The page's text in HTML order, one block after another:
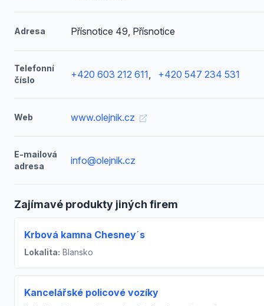
Adresa Přísnotice 49, Přísnotice
Telefonní
číslo
+420 603 212 611, +420 547 234 531
Web www.olejnik.cz
E-mailová
adresa
info@olejnik.cz
Zajímavé produkty jiných firem
Krbová kamna Chesney´s
Lokalita: Blansko
Kancelářské policové vozíky